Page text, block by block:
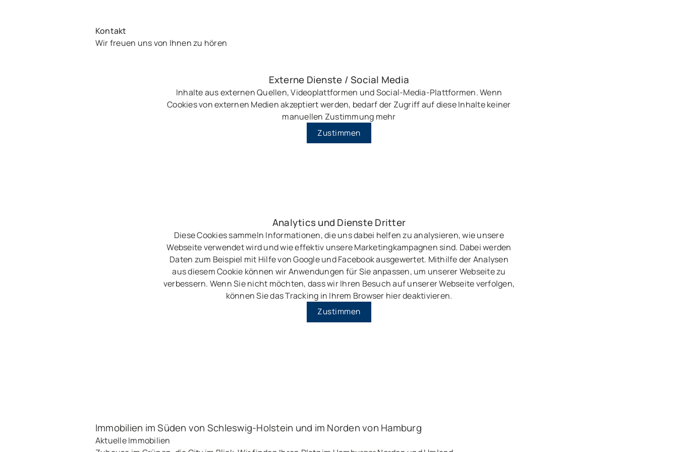
Kontakt
Wir freuen uns von Ihnen zu hören
Externe Dienste / Social Media
Inhalte aus externen Quellen, Videoplattformen und Social-Media-Plattformen. Wenn
Cookies von externen Medien akzeptiert werden, bedarf der Zugriff auf diese Inhalte keiner
manuellen Zustimmung mehr
Zustimmen
Analytics und Dienste Dritter
Diese Cookies sammeln Informationen, die uns dabei helfen zu analysieren, wie unsere
Webseite verwendet wird und wie effektiv unsere Marketingkampagnen sind. Dabei werden
Daten zum Beispiel mit Hilfe von Google und Facebook ausgewertet. Mithilfe der Analysen
aus diesem Cookie können wir Anwendungen für Sie anpassen, um unserer Webseite zu
verbessern. Wenn Sie nicht möchten, dass wir Ihren Besuch auf unserer Webseite verfolgen,
können Sie das Tracking in Ihrem Browser hier deaktivieren.
Zustimmen
Immobilien im Süden von Schleswig-Holstein und im Norden von Hamburg
Aktuelle Immobilien